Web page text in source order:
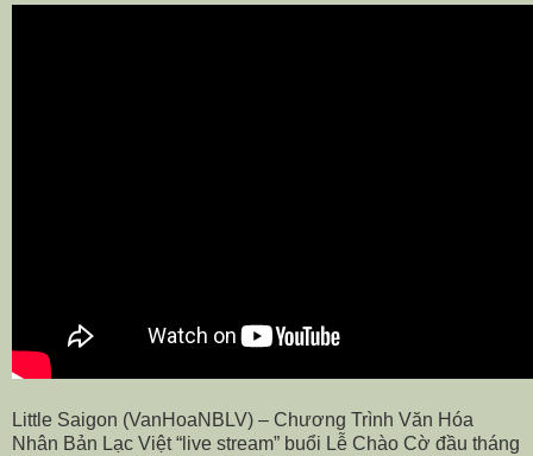
Little Saigon (VanHoaNBLV) – Chương Trình Văn Hóa
Nhân Bản Lạc Việt “live stream” buổi Lễ Chào Cờ đầu tháng